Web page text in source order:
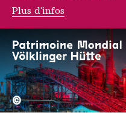
Cris
©
Plus d'infos